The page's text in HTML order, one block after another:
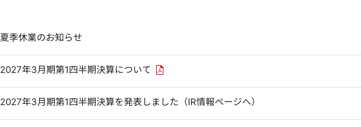
夏季休業のお知らせ
2027年3月期第1四半期決算について PDFリンクを新しいウィンドウで開きます
2027年3月期第1四半期決算を発表しました（IR情報ページへ）